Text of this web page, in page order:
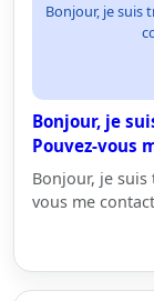
Bonjour, je suis
Bonjour, je
Pouvez-vous
Bonjour, je
vous me